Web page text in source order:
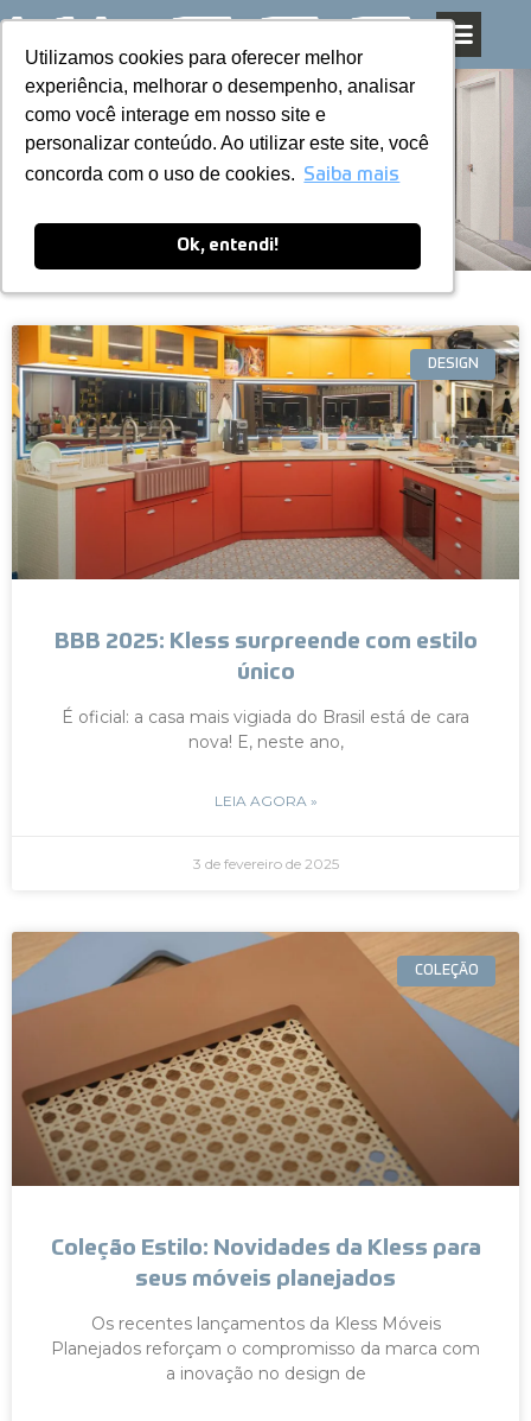
Utilizamos cookies para oferecer melhor
experiência, melhorar o desempenho, analisar
como você interage em nosso site e
personalizar conteúdo. Ao utilizar este site, você
concorda com o uso de cookies. Saiba mais
Ok, entendi!
Utilizamos cookies para oferecer melhor
experiência, melhorar o desempenho, analisar
como você interage em nosso site e
personalizar conteúdo. Ao utilizar este site, você
concorda com o uso de cookies. Saiba mais
Ok, entendi!
Pular
para
o
conteúdo
Blog
DESIGN
BBB 2025: Kless surpreende com estilo
único
É oficial: a casa mais vigiada do Brasil está de cara
nova! E, neste ano,
LEIA AGORA »
3 de fevereiro de 2025
COLEÇÃO
Coleção Estilo: Novidades da Kless para
seus móveis planejados
Os recentes lançamentos da Kless Móveis
Planejados reforçam o compromisso da marca com
a inovação no design de